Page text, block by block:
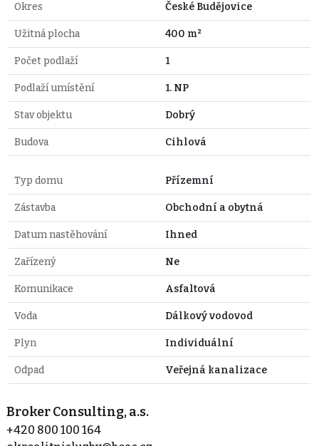
Okres České Budějovice
Užitná plocha 400 m²
Počet podlaží 1
Podlaží umístění 1. NP
Stav objektu Dobrý
Budova Cihlová
Typ domu Přízemní
Zástavba Obchodní a obytná
Datum nastěhování Ihned
Zařízený Ne
Komunikace Asfaltová
Voda Dálkový vodovod
Plyn Individuální
Odpad Veřejná kanalizace
Broker Consulting, a.s.
+420 800 100 164